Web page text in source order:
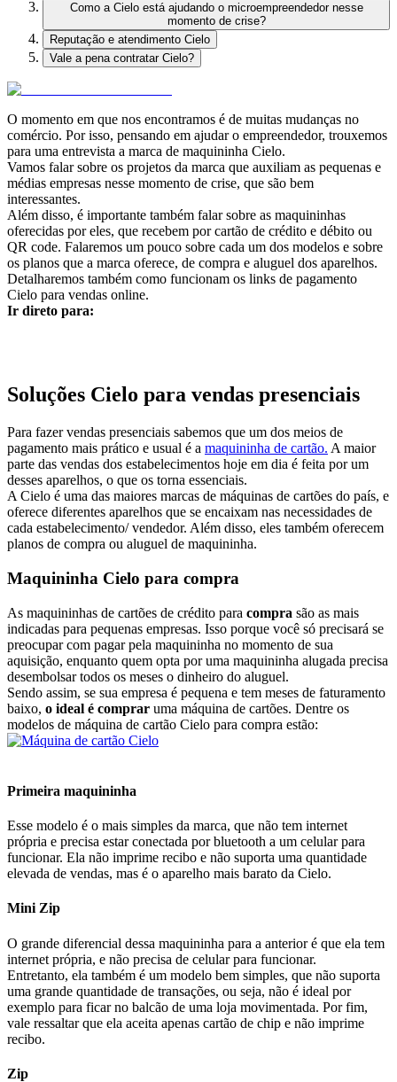
Como a Cielo está ajudando o microempreendedor nesse
momento de crise?
Reputação e atendimento Cielo
Vale a pena contratar Cielo?
O momento em que nos encontramos é de muitas mudanças no
comércio. Por isso, pensando em ajudar o empreendedor, trouxemos
para uma entrevista a marca de maquininha Cielo.
Vamos falar sobre os projetos da marca que auxiliam as pequenas e
médias empresas nesse momento de crise, que são bem
interessantes.
Além disso, é importante também falar sobre as maquininhas
oferecidas por eles, que recebem por cartão de crédito e débito ou
QR code. Falaremos um pouco sobre cada um dos modelos e sobre
os planos que a marca oferece, de compra e aluguel dos aparelhos.
Detalharemos também como funcionam os links de pagamento
Cielo para vendas online.
Ir direto para:
Soluções Cielo para vendas presenciais
Para fazer vendas presenciais sabemos que um dos meios de
pagamento mais prático e usual é a maquininha de cartão. A maior
parte das vendas dos estabelecimentos hoje em dia é feita por um
desses aparelhos, o que os torna essenciais.
A Cielo é uma das maiores marcas de máquinas de cartões do país, e
oferece diferentes aparelhos que se encaixam nas necessidades de
cada estabelecimento/ vendedor. Além disso, eles também oferecem
planos de compra ou aluguel de maquininha.
Maquininha Cielo para compra
As maquininhas de cartões de crédito para compra são as mais
indicadas para pequenas empresas. Isso porque você só precisará se
preocupar com pagar pela maquininha no momento de sua
aquisição, enquanto quem opta por uma maquininha alugada precisa
desembolsar todos os meses o dinheiro do aluguel.
Sendo assim, se sua empresa é pequena e tem meses de faturamento
baixo, o ideal é comprar uma máquina de cartões. Dentre os
modelos de máquina de cartão Cielo para compra estão:
Primeira maquininha
Esse modelo é o mais simples da marca, que não tem internet
própria e precisa estar conectada por bluetooth a um celular para
funcionar. Ela não imprime recibo e não suporta uma quantidade
elevada de vendas, mas é o aparelho mais barato da Cielo.
Mini Zip
O grande diferencial dessa maquininha para a anterior é que ela tem
internet própria, e não precisa de celular para funcionar.
Entretanto, ela também é um modelo bem simples, que não suporta
uma grande quantidade de transações, ou seja, não é ideal por
exemplo para ficar no balcão de uma loja movimentada. Por fim,
vale ressaltar que ela aceita apenas cartão de chip e não imprime
recibo.
Zip